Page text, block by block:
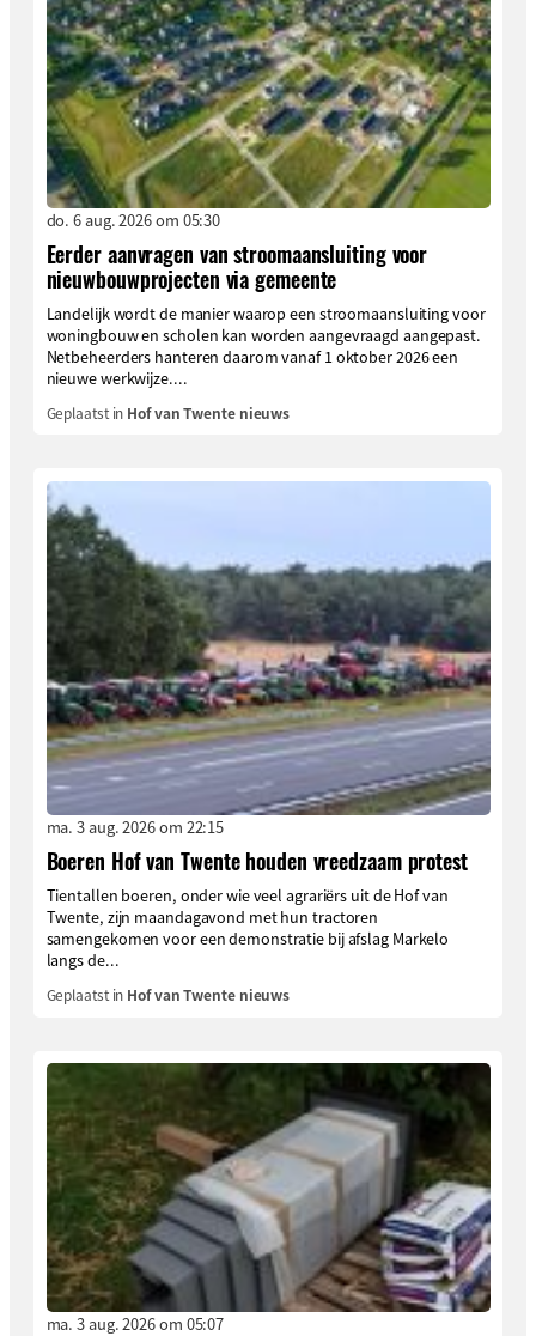
do. 6 aug. 2026 om 05:30
Eerder aanvragen van stroomaansluiting voor
nieuwbouwprojecten via gemeente
Landelijk wordt de manier waarop een stroomaansluiting voor
woningbouw en scholen kan worden aangevraagd aangepast.
Netbeheerders hanteren daarom vanaf 1 oktober 2026 een
nieuwe werkwijze....
Geplaatst in Hof van Twente nieuws
ma. 3 aug. 2026 om 22:15
Boeren Hof van Twente houden vreedzaam protest
Tientallen boeren, onder wie veel agrariërs uit de Hof van
Twente, zijn maandagavond met hun tractoren
samengekomen voor een demonstratie bij afslag Markelo
langs de...
Geplaatst in Hof van Twente nieuws
ma. 3 aug. 2026 om 05:07